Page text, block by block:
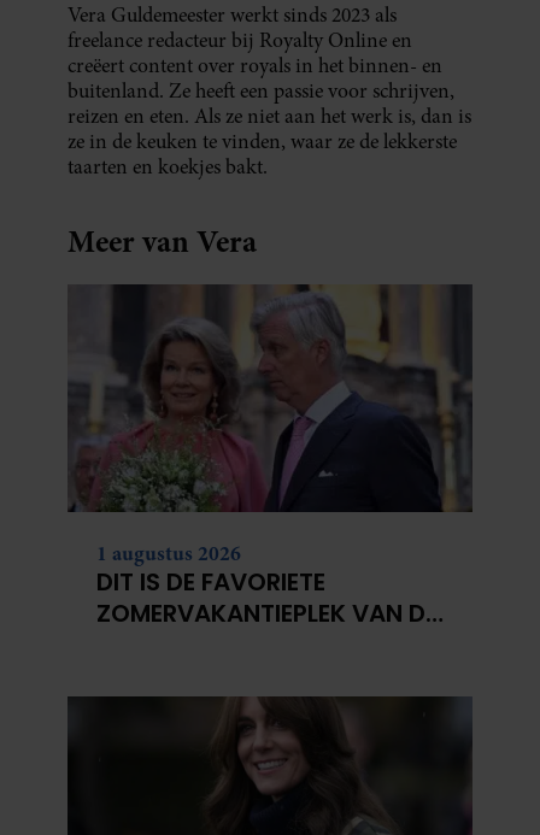
Vera Guldemeester werkt sinds 2023 als
freelance redacteur bij Royalty Online en
creëert content over royals in het binnen- en
buitenland. Ze heeft een passie voor schrijven,
reizen en eten. Als ze niet aan het werk is, dan is
ze in de keuken te vinden, waar ze de lekkerste
taarten en koekjes bakt.
Meer van Vera
1 augustus 2026
DIT IS DE FAVORIETE
ZOMERVAKANTIEPLEK VAN DE